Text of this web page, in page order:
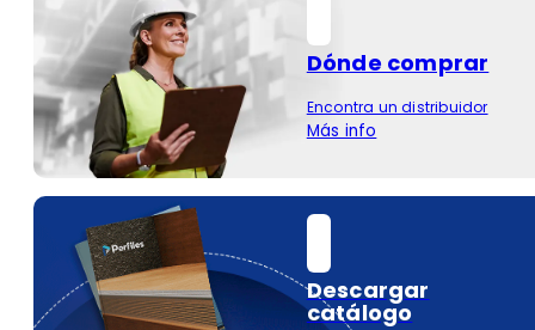
Dónde comprar
Encontra un distribuidor
Más info
Descargar
catálogo